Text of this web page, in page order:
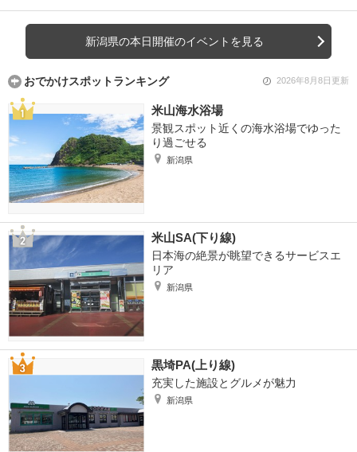
新潟県の本日開催のイベントを見る
おでかけスポットランキング 2026年8月8日更新
米山海水浴場
景観スポット近くの海水浴場でゆった
り過ごせる
新潟県
米山SA(下り線)
日本海の絶景が眺望できるサービスエ
リア
新潟県
黒埼PA(上り線)
充実した施設とグルメが魅力
新潟県